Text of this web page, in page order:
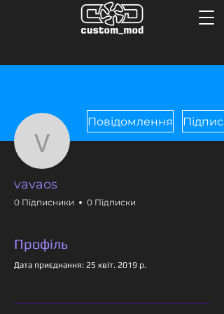
vavaos
Повідомлення
vavaos
0 Підписники 0 Підписки
Профіль
Дата приєднання: 25 квіт. 2019 р.